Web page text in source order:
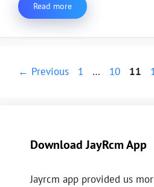
Read more
← Previous Page
1 … Page
10 Page
11
Download JayRcm App
Jayrcm app provided us